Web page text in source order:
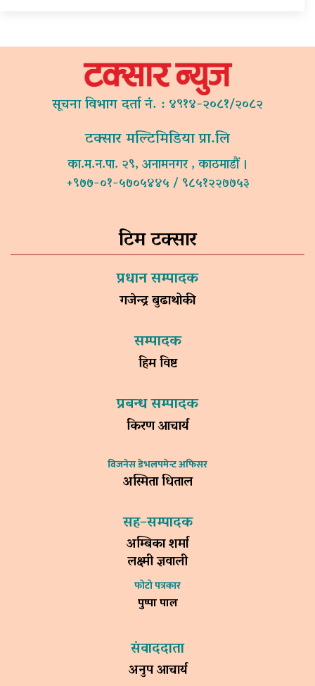
सूचना विभाग दर्ता नं. : ४९१४-२०८१/२०८२
टक्सार मल्टिमिडिया प्रा.लि
का.म.न.पा. २९, अनामनगर , काठमाडौं ।
+९७७-०१-५७०५४४५ / ९८५१२२७७५३
टिम टक्सार
प्रधान सम्पादक
गजेन्द्र बुढाथोकी
सम्पादक
हिम विष्ट
प्रबन्ध सम्पादक
किरण आचार्य
विजनेस डेभलपमेन्ट अफिसर
अस्मिता धिताल
सह–सम्पादक
अम्बिका शर्मा
लक्ष्मी ज्ञवाली
फोटो पत्रकार
पुष्पा पाल
संवाददाता
अनुप आचार्य